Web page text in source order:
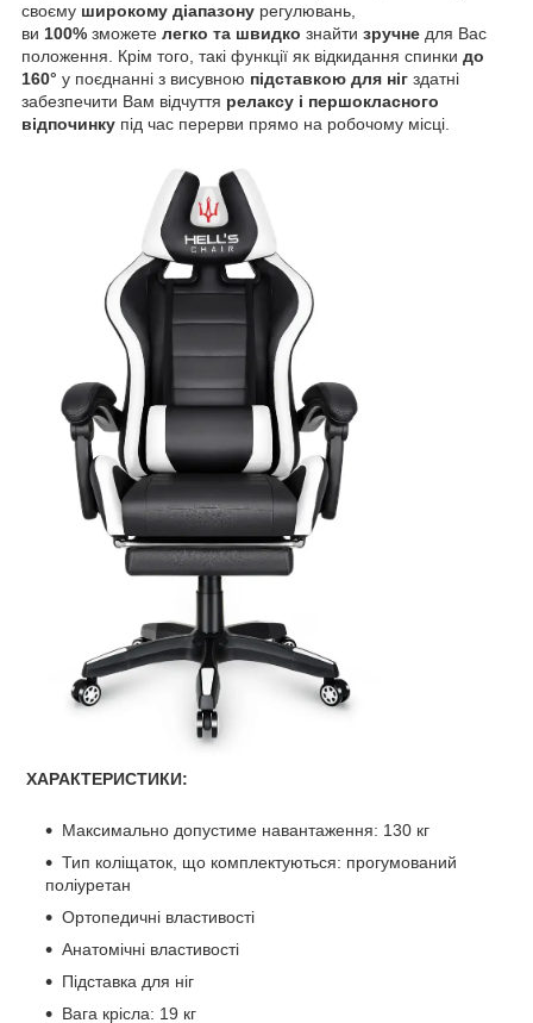
своєму широкому діапазону регулювань,
ви 100% зможете легко та швидко знайти зручне для Вас
положення. Крім того, такі функції як відкидання спинки до
160° у поєднанні з висувною підставкою для ніг здатні
забезпечити Вам відчуття релаксу і першокласного
відпочинку під час перерви прямо на робочому місці.
ХАРАКТЕРИСТИКИ:
Максимально допустиме навантаження: 130 кг
Тип коліщаток, що комплектуються: прогумований
поліуретан
Ортопедичні властивості
Анатомічні властивості
Підставка для ніг
Вага крісла: 19 кг